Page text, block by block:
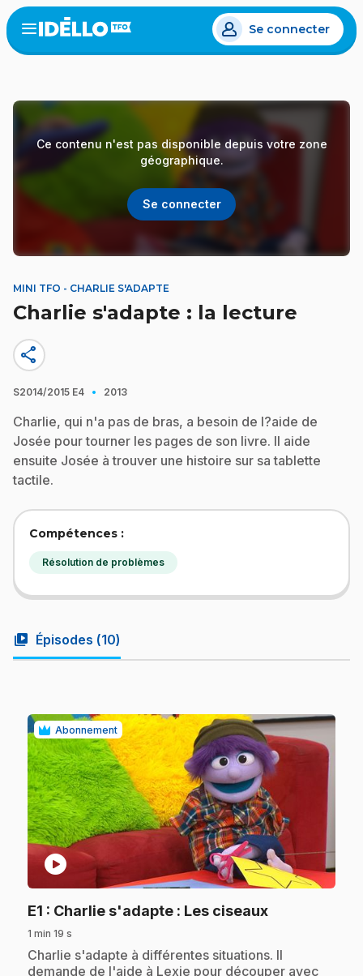
Aller
au
contenu
Open
menu
Se connecter
Ce contenu n'est pas disponible depuis votre zone
géographique.
Se connecter
MINI TFO - CHARLIE S'ADAPTE
Charlie s'adapte : la lecture
share
S2014/2015 E4 · 2013
Charlie, qui n'a pas de bras, a besoin de l?aide de
Josée pour tourner les pages de son livre. Il aide
ensuite Josée à trouver une histoire sur sa tablette
tactile.
Compétences :
Résolution de problèmes
video_library Épisodes (10)
Abonnement
play_circle
E1 : Charlie s'adapte : Les ciseaux.
1 min 19 s
.Charlie s'adapte à différentes situations. Il
demande de l'aide à Lexie pour découper avec